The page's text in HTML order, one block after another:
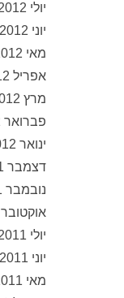
יולי 2012
יוני 2012
מאי 2012
אפריל 2012
מרץ 2012
פברואר 2012
ינואר 2012
דצמבר 2011
נובמבר 2011
אוקטובר 2011
יולי 2011
יוני 2011
מאי 2011